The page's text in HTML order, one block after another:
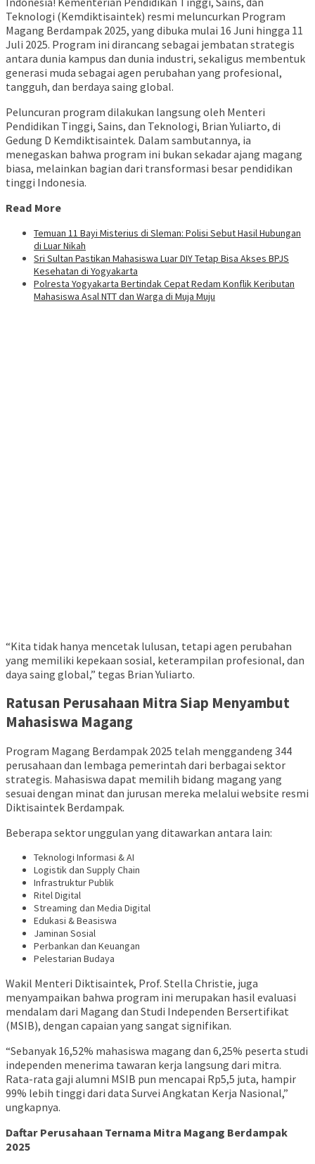
Teknologi (Kemdiktisaintek) resmi meluncurkan Program
Magang Berdampak 2025, yang dibuka mulai 16 Juni hingga 11
Juli 2025. Program ini dirancang sebagai jembatan strategis
antara dunia kampus dan dunia industri, sekaligus membentuk
generasi muda sebagai agen perubahan yang profesional,
tangguh, dan berdaya saing global.
Peluncuran program dilakukan langsung oleh Menteri
Pendidikan Tinggi, Sains, dan Teknologi, Brian Yuliarto, di
Gedung D Kemdiktisaintek. Dalam sambutannya, ia
menegaskan bahwa program ini bukan sekadar ajang magang
biasa, melainkan bagian dari transformasi besar pendidikan
tinggi Indonesia.
Read More
Temuan 11 Bayi Misterius di Sleman: Polisi Sebut Hasil Hubungan
di Luar Nikah
Sri Sultan Pastikan Mahasiswa Luar DIY Tetap Bisa Akses BPJS
Kesehatan di Yogyakarta
Polresta Yogyakarta Bertindak Cepat Redam Konflik Keributan
Mahasiswa Asal NTT dan Warga di Muja Muju
“Kita tidak hanya mencetak lulusan, tetapi agen perubahan
yang memiliki kepekaan sosial, keterampilan profesional, dan
daya saing global,” tegas Brian Yuliarto.
Ratusan Perusahaan Mitra Siap Menyambut
Mahasiswa Magang
Program Magang Berdampak 2025 telah menggandeng 344
perusahaan dan lembaga pemerintah dari berbagai sektor
strategis. Mahasiswa dapat memilih bidang magang yang
sesuai dengan minat dan jurusan mereka melalui website resmi
Diktisaintek Berdampak.
Beberapa sektor unggulan yang ditawarkan antara lain:
Teknologi Informasi & AI
Logistik dan Supply Chain
Infrastruktur Publik
Ritel Digital
Streaming dan Media Digital
Edukasi & Beasiswa
Jaminan Sosial
Perbankan dan Keuangan
Pelestarian Budaya
Wakil Menteri Diktisaintek, Prof. Stella Christie, juga
menyampaikan bahwa program ini merupakan hasil evaluasi
mendalam dari Magang dan Studi Independen Bersertifikat
(MSIB), dengan capaian yang sangat signifikan.
“Sebanyak 16,52% mahasiswa magang dan 6,25% peserta studi
independen menerima tawaran kerja langsung dari mitra.
Rata-rata gaji alumni MSIB pun mencapai Rp5,5 juta, hampir
99% lebih tinggi dari data Survei Angkatan Kerja Nasional,”
ungkapnya.
Daftar Perusahaan Ternama Mitra Magang Berdampak
2025